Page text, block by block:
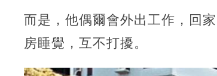
而是，他偶爾會外出工作，回
房睡覺，互不打擾。